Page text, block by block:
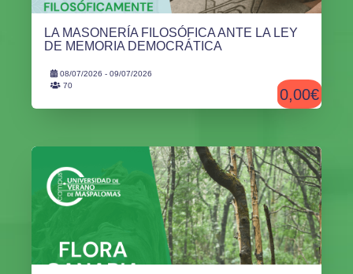
LA MASONERÍA FILOSÓFICA ANTE LA LEY
DE MEMORIA DEMOCRÁTICA
08/07/2026 - 09/07/2026
70
0,00€